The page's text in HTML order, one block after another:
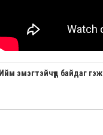
Ийм эмэгтэйчүүд байдаг гэж үү